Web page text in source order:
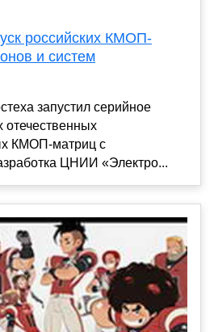
российских КМОП-
и систем
запустил серийное
отечественных
КМОП-матриц с
ЦНИИ «Электро...